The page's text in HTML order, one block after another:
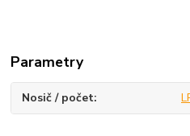
Parametry
Nosič / počet